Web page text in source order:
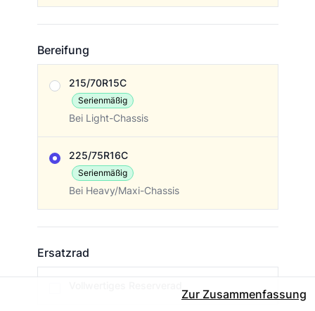
Bereifung
215/70R15C
Serienmäßig
Bei Light-Chassis
225/75R16C
Serienmäßig
Bei Heavy/Maxi-Chassis
Ersatzrad
Ersatzrad
Zur Zusammenfassung